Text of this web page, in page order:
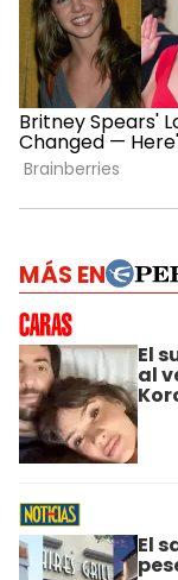
MÁS EN
El
al
El